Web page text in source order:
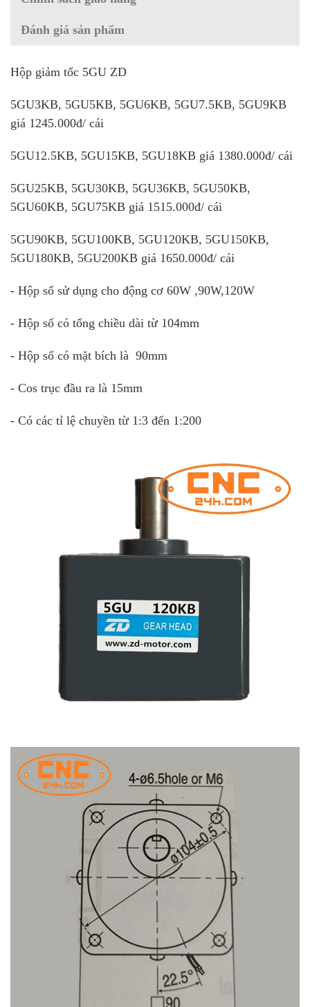
Đánh giá sản phẩm
Hộp giảm tốc 5GU ZD
5GU3KB, 5GU5KB, 5GU6KB, 5GU7.5KB, 5GU9KB
giá 1245.000đ/ cái
5GU12.5KB, 5GU15KB, 5GU18KB giá 1380.000đ/ cái
5GU25KB, 5GU30KB, 5GU36KB, 5GU50KB,
5GU60KB, 5GU75KB giá 1515.000đ/ cái
5GU90KB, 5GU100KB, 5GU120KB, 5GU150KB,
5GU180KB, 5GU200KB giá 1650.000đ/ cái
- Hộp số sử dụng cho động cơ 60W ,90W,120W
- Hộp số có tổng chiều dài từ 104mm
- Hộp số có mặt bích là 90mm
- Cos trục đầu ra là 15mm
- Có các tỉ lệ chuyền từ 1:3 đến 1:200